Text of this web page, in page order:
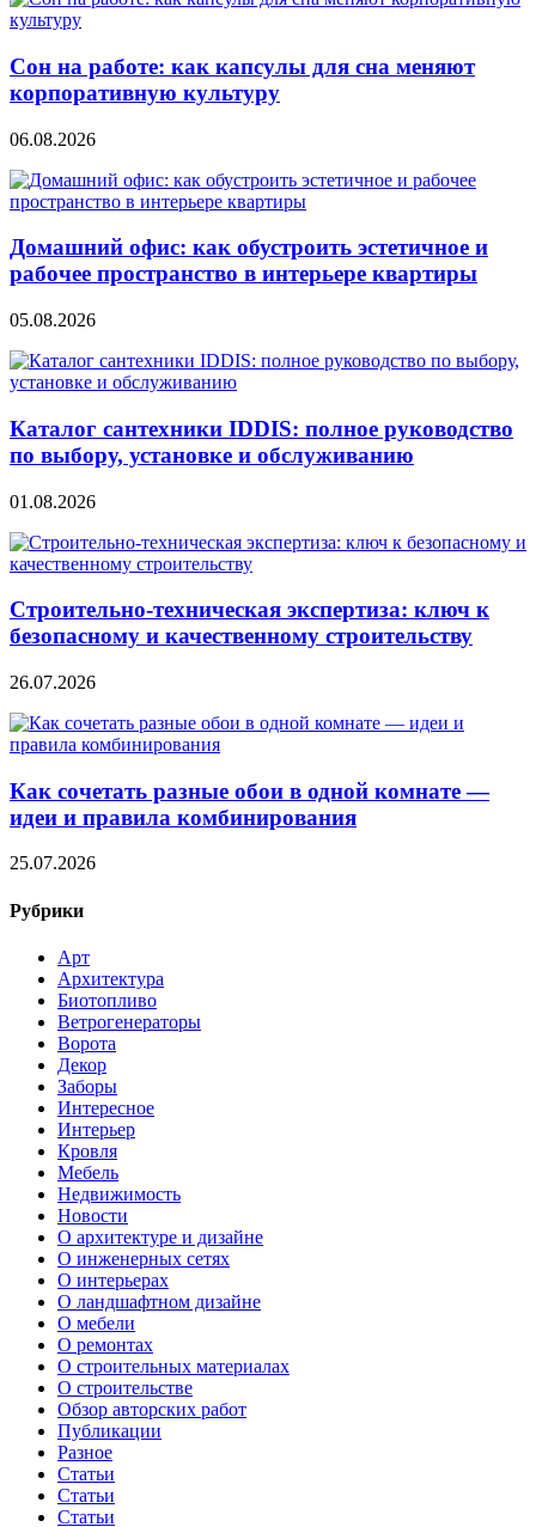
Сон на работе: как капсулы для сна меняют
корпоративную культуру
06.08.2026
Домашний офис: как обустроить эстетичное и
рабочее пространство в интерьере квартиры
05.08.2026
Каталог сантехники IDDIS: полное руководство
по выбору, установке и обслуживанию
01.08.2026
Строительно‑техническая экспертиза: ключ к
безопасному и качественному строительству
26.07.2026
Как сочетать разные обои в одной комнате —
идеи и правила комбинирования
25.07.2026
Рубрики
Арт
Архитектура
Биотопливо
Ветрогенераторы
Ворота
Декор
Заборы
Интересное
Интерьер
Кровля
Мебель
Недвижимость
Новости
О архитектуре и дизайне
О инженерных сетях
О интерьерах
О ландшафтном дизайне
О мебели
О ремонтах
О строительных материалах
О строительстве
Обзор авторских работ
Публикации
Разное
Статьи
Статьи
Статьи